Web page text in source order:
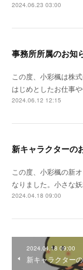
2024.06.23 03:00
事務所所属のお知
この度、小彩楓は株
はじめとしたお仕事
2024.06.12 12:15
新キャラクターの
この度、小彩楓の新
なりました。小さな
2024.04.18 09:00
2024.04.18 09:00
新キャラクター